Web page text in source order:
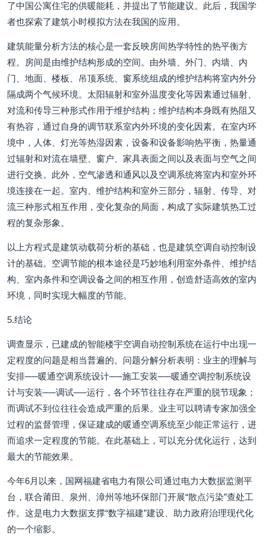
了中国公寓住宅的供暖能耗，并提出了节能建议。此后，我国学
者也探索了建筑小时模拟方法在我国的应用。
建筑能量分析方法的核心是一套反映房间热学特性的热平衡方
程。房间是由维护结构形成的空间。由外墙、外门、内墙、内
门、地面、楼板、吊顶系统、窗系统组成的维护结构将室内外分
隔成两个气候环境。太阳辐射和室外温度变化等因素通过辐射、
对流和传导三种形式作用于维护结构；维护结构本身既有热阻又
有热容，通过自身的调节联系室内外环境的变化因素。在室内环
境中，人体、灯光等热湿因素，设备和设备影响热平衡，热量通
过辐射和对流在墙壁、窗户、家具表面之间以及表面与空气之间
进行交换。此外，空气渗透和通风以及空调系统将室内和室外环
境连接在一起。室内、维护结构和室外三部分，辐射、传导、对
流三种形式相互作用，变化复杂的局面，构成了实际建筑热工过
程的复杂形象。
以上方程式是建筑动载荷分析的基础，也是建筑空调自动控制设
计的基础。空调节能的根本途径是巧妙地利用室外条件、维护结
构、室内条件和空调设备之间的相互作用，创造舒适高效的室内
环境，同时实现大幅度的节能。
5.结论
调查显示，已建成的智能楼宇空调自动控制系统在运行中出现一
定程度的问题是相当普遍的。问题分解分析表明：业主的理解与
安排──暖通空调系统设计──施工安装──暖通空调控制系统设
计与安装──调试──运行，各个环节往往存在严重的脱节现象；
而调试不到位往往会造成严重的后果。业主可以聘请专家加强全
过程的监督管理，保证建成的暖通空调系统至少能正常运行，进
而追求一定程度的节能。在此基础上，可以充分优化运行，达到
最大的节能效果。
今年6月以来，国网福建省电力有限公司通过电力大数据监测平
台，联合莆田、泉州、漳州等地环保部门开展“散点污染”查处工
作。这是电力大数据支撑“数字福建”建设、助力政府治理现代化
的一个缩影。